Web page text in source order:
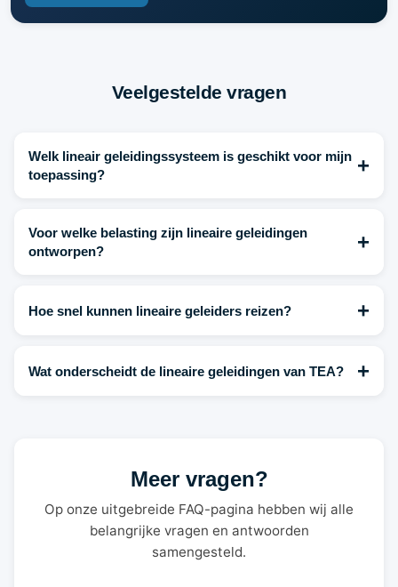
Veelgestelde vragen
Welk lineair geleidingssysteem is geschikt voor mijn
toepassing?
+
Voor welke belasting zijn lineaire geleidingen
ontworpen?
+
Hoe snel kunnen lineaire geleiders reizen? +
Wat onderscheidt de lineaire geleidingen van TEA? +
Meer vragen?
Op onze uitgebreide FAQ-pagina hebben wij alle
belangrijke vragen en antwoorden
samengesteld.